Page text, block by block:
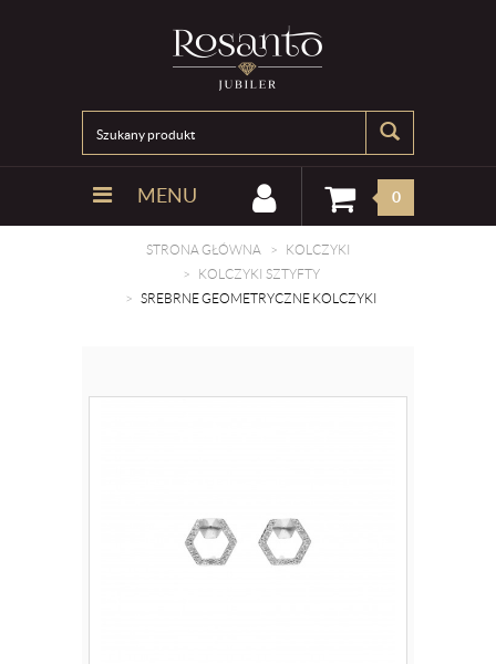
MENU 0
STRONA GŁÓWNA
KOLCZYKI
KOLCZYKI SZTYFTY
SREBRNE GEOMETRYCZNE KOLCZYKI